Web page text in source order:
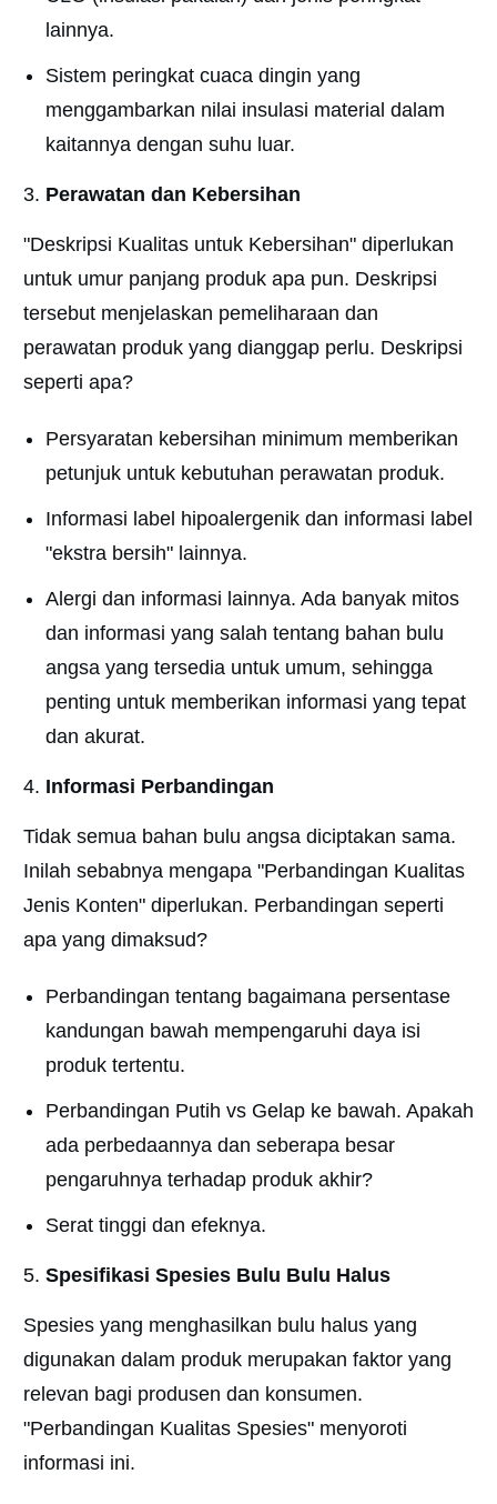
lainnya.
Sistem peringkat cuaca dingin yang
menggambarkan nilai insulasi material dalam
kaitannya dengan suhu luar.
Perawatan dan Kebersihan
"Deskripsi Kualitas untuk Kebersihan" diperlukan
untuk umur panjang produk apa pun. Deskripsi
tersebut menjelaskan pemeliharaan dan
perawatan produk yang dianggap perlu. Deskripsi
seperti apa?
Persyaratan kebersihan minimum memberikan
petunjuk untuk kebutuhan perawatan produk.
Informasi label hipoalergenik dan informasi label
"ekstra bersih" lainnya.
Alergi dan informasi lainnya. Ada banyak mitos
dan informasi yang salah tentang bahan bulu
angsa yang tersedia untuk umum, sehingga
penting untuk memberikan informasi yang tepat
dan akurat.
Informasi Perbandingan
Tidak semua bahan bulu angsa diciptakan sama.
Inilah sebabnya mengapa "Perbandingan Kualitas
Jenis Konten" diperlukan. Perbandingan seperti
apa yang dimaksud?
Perbandingan tentang bagaimana persentase
kandungan bawah mempengaruhi daya isi
produk tertentu.
Perbandingan Putih vs Gelap ke bawah. Apakah
ada perbedaannya dan seberapa besar
pengaruhnya terhadap produk akhir?
Serat tinggi dan efeknya.
Spesifikasi Spesies Bulu Bulu Halus
Spesies yang menghasilkan bulu halus yang
digunakan dalam produk merupakan faktor yang
relevan bagi produsen dan konsumen.
"Perbandingan Kualitas Spesies" menyoroti
informasi ini.